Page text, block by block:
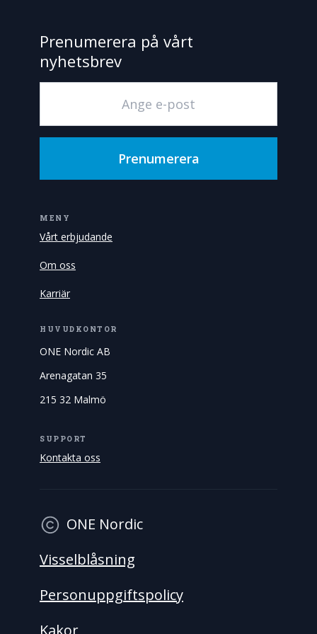
Prenumerera på vårt
nyhetsbrev
Prenumerera
MENY
Vårt erbjudande
Om oss
Karriär
HUVUDKONTOR
ONE Nordic AB
Arenagatan 35
215 32 Malmö
SUPPORT
Kontakta oss
ONE Nordic
Visselblåsning
Personuppgiftspolicy
Kakor